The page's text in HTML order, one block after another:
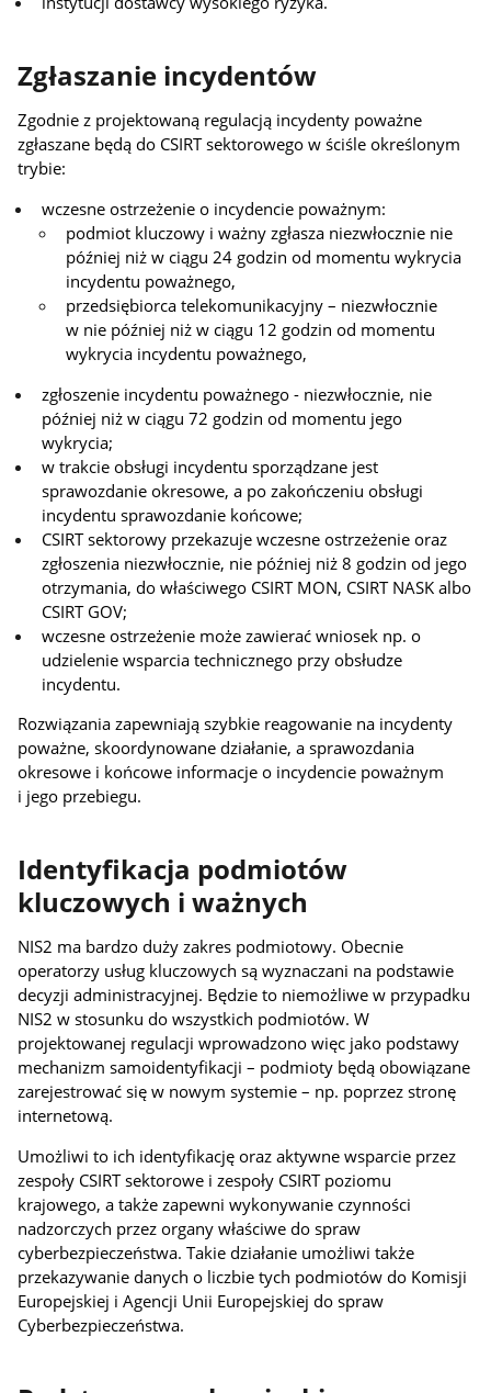
Zgłaszanie incydentów
Zgodnie z projektowaną regulacją incydenty poważne
zgłaszane będą do CSIRT sektorowego w ściśle określonym
trybie:
wczesne ostrzeżenie o incydencie poważnym:
podmiot kluczowy i ważny zgłasza niezwłocznie nie
później niż w ciągu 24 godzin od momentu wykrycia
incydentu poważnego,
przedsiębiorca telekomunikacyjny – niezwłocznie
w nie później niż w ciągu 12 godzin od momentu
wykrycia incydentu poważnego,
zgłoszenie incydentu poważnego - niezwłocznie, nie
później niż w ciągu 72 godzin od momentu jego
wykrycia;
w trakcie obsługi incydentu sporządzane jest
sprawozdanie okresowe, a po zakończeniu obsługi
incydentu sprawozdanie końcowe;
CSIRT sektorowy przekazuje wczesne ostrzeżenie oraz
zgłoszenia niezwłocznie, nie później niż 8 godzin od jego
otrzymania, do właściwego CSIRT MON, CSIRT NASK albo
CSIRT GOV;
wczesne ostrzeżenie może zawierać wniosek np. o
udzielenie wsparcia technicznego przy obsłudze
incydentu.
Rozwiązania zapewniają szybkie reagowanie na incydenty
poważne, skoordynowane działanie, a sprawozdania
okresowe i końcowe informacje o incydencie poważnym
i jego przebiegu.
Identyfikacja podmiotów
kluczowych i ważnych
NIS2 ma bardzo duży zakres podmiotowy. Obecnie
operatorzy usług kluczowych są wyznaczani na podstawie
decyzji administracyjnej. Będzie to niemożliwe w przypadku
NIS2 w stosunku do wszystkich podmiotów. W
projektowanej regulacji wprowadzono więc jako podstawy
mechanizm samoidentyfikacji – podmioty będą obowiązane
zarejestrować się w nowym systemie – np. poprzez stronę
internetową.
Umożliwi to ich identyfikację oraz aktywne wsparcie przez
zespoły CSIRT sektorowe i zespoły CSIRT poziomu
krajowego, a także zapewni wykonywanie czynności
nadzorczych przez organy właściwe do spraw
cyberbezpieczeństwa. Takie działanie umożliwi także
przekazywanie danych o liczbie tych podmiotów do Komisji
Europejskiej i Agencji Unii Europejskiej do spraw
Cyberbezpieczeństwa.